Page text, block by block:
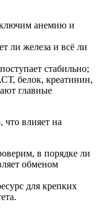
анемию и
ли железа и всё ли
стабильно;
белок, креатинин,
главные
влияет на
в порядке ли
обменом
для крепких